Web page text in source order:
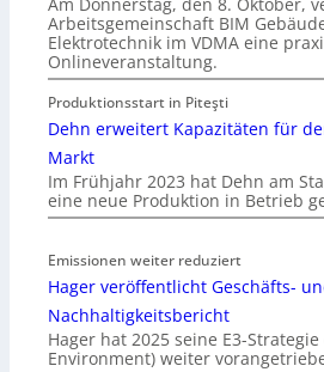
Am Donnerstag, den 8. Oktober,
Arbeitsgemeinschaft BIM
Elektrotechnik im VDMA eine
Onlineveranstaltung.
Produktionsstart in Piteşti
Dehn erweitert Kapazitäten für
Markt
Im Frühjahr 2023 hat Dehn am
eine neue Produktion in Betrieb
Emissionen weiter reduziert
Hager veröffentlicht Geschäfts-
Nachhaltigkeitsbericht
Hager hat 2025 seine E3-
Environment) weiter